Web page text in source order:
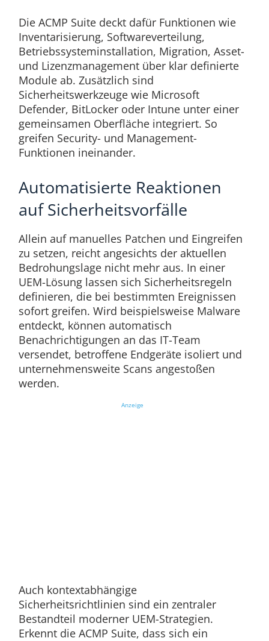
Die ACMP Suite deckt dafür Funktionen wie
Inventarisierung, Softwareverteilung,
Betriebssysteminstallation, Migration, Asset-
und Lizenzmanagement über klar definierte
Module ab. Zusätzlich sind
Sicherheitswerkzeuge wie Microsoft
Defender, BitLocker oder Intune unter einer
gemeinsamen Oberfläche integriert. So
greifen Security- und Management-
Funktionen ineinander.
Automatisierte Reaktionen
auf Sicherheitsvorfälle
Allein auf manuelles Patchen und Eingreifen
zu setzen, reicht angesichts der aktuellen
Bedrohungslage nicht mehr aus. In einer
UEM-Lösung lassen sich Sicherheitsregeln
definieren, die bei bestimmten Ereignissen
sofort greifen. Wird beispielsweise Malware
entdeckt, können automatisch
Benachrichtigungen an das IT-Team
versendet, betroffene Endgeräte isoliert und
unternehmensweite Scans angestoßen
werden.
Anzeige
Auch kontextabhängige
Sicherheitsrichtlinien sind ein zentraler
Bestandteil moderner UEM-Strategien.
Erkennt die ACMP Suite, dass sich ein